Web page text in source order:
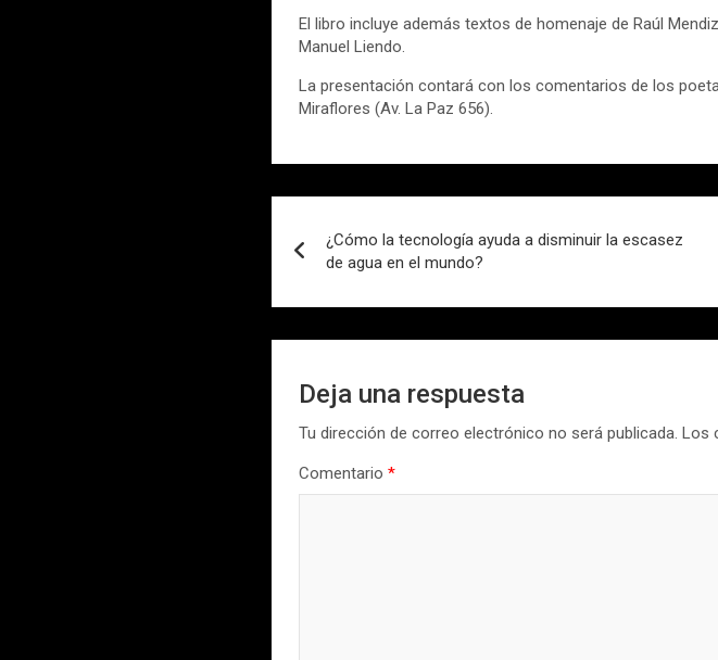
El libro incluye además textos de homenaje de Raúl
Manuel Liendo.
La presentación contará con los comentarios de los
Miraflores (Av. La Paz 656).
de
entradas
¿Cómo la tecnología ayuda a disminuir la escasez
de agua en el mundo?
Deja una respuesta
Tu dirección de correo electrónico no será publicada. Los
Comentario*